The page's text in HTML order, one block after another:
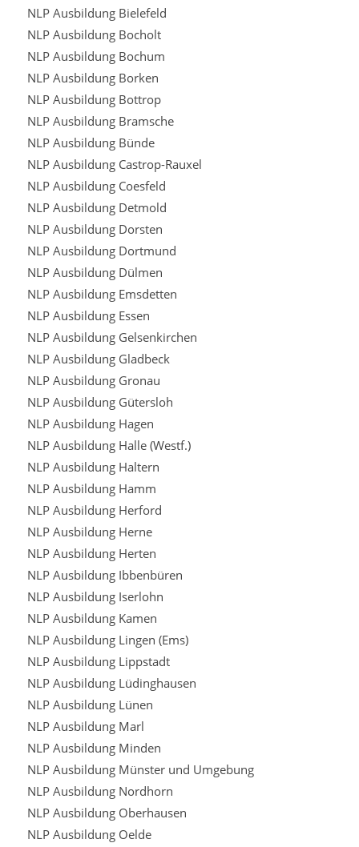
NLP Ausbildung Bielefeld
NLP Ausbildung Bocholt
NLP Ausbildung Bochum
NLP Ausbildung Borken
NLP Ausbildung Bottrop
NLP Ausbildung Bramsche
NLP Ausbildung Bünde
NLP Ausbildung Castrop-Rauxel
NLP Ausbildung Coesfeld
NLP Ausbildung Detmold
NLP Ausbildung Dorsten
NLP Ausbildung Dortmund
NLP Ausbildung Dülmen
NLP Ausbildung Emsdetten
NLP Ausbildung Essen
NLP Ausbildung Gelsenkirchen
NLP Ausbildung Gladbeck
NLP Ausbildung Gronau
NLP Ausbildung Gütersloh
NLP Ausbildung Hagen
NLP Ausbildung Halle (Westf.)
NLP Ausbildung Haltern
NLP Ausbildung Hamm
NLP Ausbildung Herford
NLP Ausbildung Herne
NLP Ausbildung Herten
NLP Ausbildung Ibbenbüren
NLP Ausbildung Iserlohn
NLP Ausbildung Kamen
NLP Ausbildung Lingen (Ems)
NLP Ausbildung Lippstadt
NLP Ausbildung Lüdinghausen
NLP Ausbildung Lünen
NLP Ausbildung Marl
NLP Ausbildung Minden
NLP Ausbildung Münster und Umgebung
NLP Ausbildung Nordhorn
NLP Ausbildung Oberhausen
NLP Ausbildung Oelde